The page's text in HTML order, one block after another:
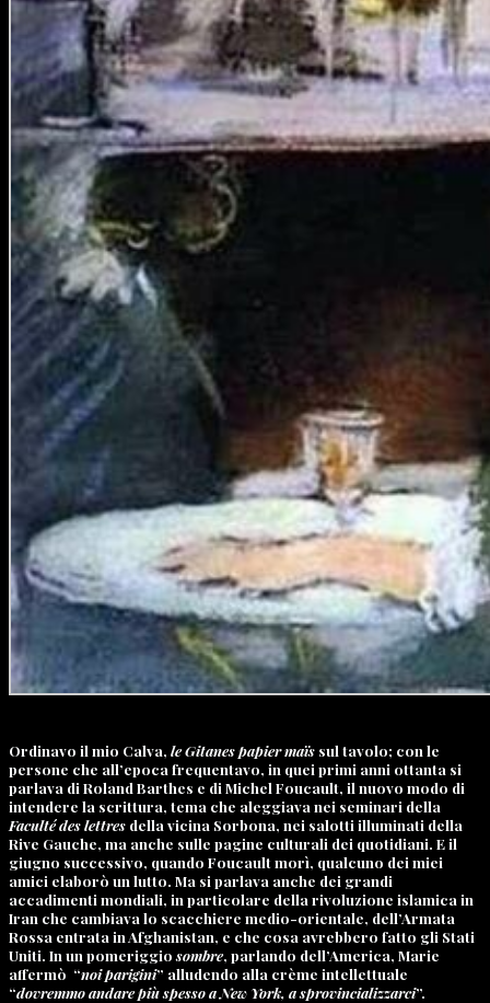
Ordinavo il mio Calva, le Gitanes papier maïs sul tavolo; con le
persone che all’epoca frequentavo, in quei primi anni ottanta si
parlava di Roland Barthes e di Michel Foucault, il nuovo modo di
intendere la scrittura, tema che aleggiava nei seminari della
Faculté des lettres della vicina Sorbona, nei salotti illuminati della
Rive Gauche, ma anche sulle pagine culturali dei quotidiani. E il
giugno successivo, quando Foucault morì, qualcuno dei miei
amici elaborò un lutto. Ma si parlava anche dei grandi
accadimenti mondiali, in particolare della rivoluzione islamica in
Iran che cambiava lo scacchiere medio-orientale, dell’Armata
Rossa entrata in Afghanistan, e che cosa avrebbero fatto gli Stati
Uniti. In un pomeriggiosombre, parlando dell’America, Marie
affermò “noi parigini” alludendo alla crème intellettuale
“dovremmo andare più spesso a New York, a sprovincializzarci”.